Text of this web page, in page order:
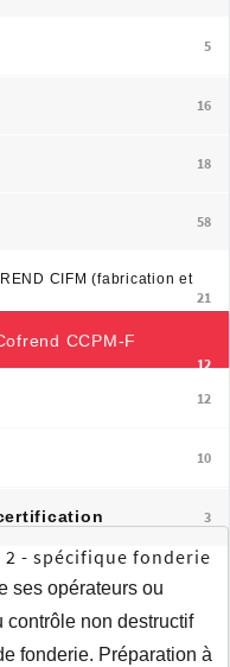
5
16
18
58
CIFM (fabrication et
21
CCPM-F
12
12
10
3
2 - spécifique fonderie
ses opérateurs ou
non destructif
fonderie. Préparation à